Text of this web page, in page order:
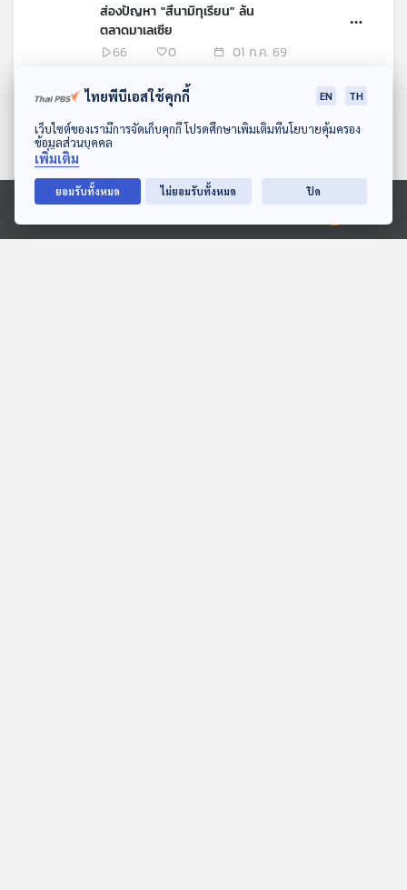
ดาวน์โหลด Thai PBS Podcast Application
Ⓒ 2020 องค์การกระจายเสียงและแพร่ภาพสาธารณะแห่งประเทศไทย
ส่องปัญหา "สึนามิทุเรียน" ล้น
ตลาดมาเลเซีย
66
0 01 ก.ค. 69
สหรัฐฯ เตรียมเปิดตัว
หนังสือเดินทางพร้อมภาพ
"ทรัมป์"
61 0 29 มิ.ย. 69
ทำไมยุโรปถึงไม่ค่อยติดเครื่องปรับ
อากาศแม้เผชิญอากาศร้อนจัด
74
0 26 มิ.ย. 69
ไทยพีบีเอสใช้คุกกี้ EN TH
เว็บไซต์ของเรามีการจัดเก็บคุกกี้ โปรดศึกษาเพิ่มเติมที่นโยบายคุ้มครอง
ข้อมูลส่วนบุคคล
เพิ่มเติม
ยอมรับทั้งหมด ไม่ยอมรับทั้งหมด ปิด